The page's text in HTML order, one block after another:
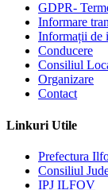
GDPR-
Informare
Informații de
Conducere
Consiliul
Organizare
Contact
Linkuri Utile
Prefectura
Consiliul
IPJ ILFOV